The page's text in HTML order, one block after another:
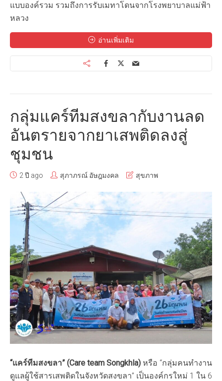
แบบองค์รวม รวมถึงการรับเมทาโดนจากโรงพยาบาลแม่ฟ้า
หลวง
อ่านเพิ่มเติม
กลุ่มแคร์ทีมสงขลากับงานลด
อันตรายจากยาเสพติดลงสู่
ชุมชน
2 ปี ago สุภาภรณ์ อัษฎมงคล สุขภาพ
“แคร์ทีมสงขลา” (Care team Songkhla) หรือ “กลุ่มคนทำงาน
ดูแลผู้ใช้สารเสพติดในจังหวัดสงขลา” เป็นองค์กรใหม่ 1 ใน 6